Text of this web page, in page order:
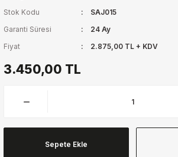
Stok Kodu
SAJ015
Garanti Süresi
24 Ay
Fiyat
2.875,00 TL + KDV
3.450,00 TL
Sepete Ekle